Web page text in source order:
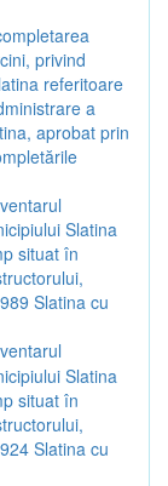
privind
referitoare
a
aprobat prin
Slatina
situat în
Slatina cu
Slatina
situat în
Slatina cu